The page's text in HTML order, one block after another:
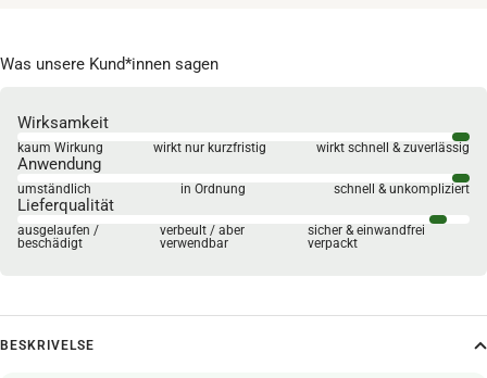
Was unsere Kund*innen sagen
Wirksamkeit
kaum Wirkung wirkt nur kurzfristig wirkt schnell & zuverlässig
Anwendung
umständlich in Ordnung schnell & unkompliziert
Lieferqualität
ausgelaufen /
beschädigt
verbeult / aber
verwendbar
sicher & einwandfrei
verpackt
BESKRIVELSE